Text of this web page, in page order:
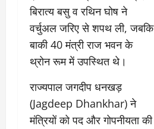
बिरात्य बसु व रथिन घोष ने
वर्चुअल जरिए से शपथ ली, जबकि
बाकी 40 मंत्री राज भवन के
थ्रोन रूम में उपस्थित थे।
राज्यपाल जगदीप धनखड़
(Jagdeep Dhankhar) ने
मंत्रियों को पद और गोपनीयता की